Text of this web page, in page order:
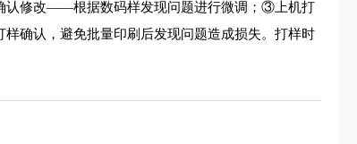
认修改——根据数码样发现问题进行微调；③上机打
确认，避免批量印刷后发现问题造成损失。打样时